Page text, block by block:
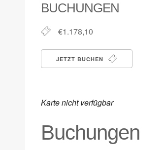
BUCHUNGEN
€1.178,10
JETZT BUCHEN
Karte nicht verfügbar
Buchungen